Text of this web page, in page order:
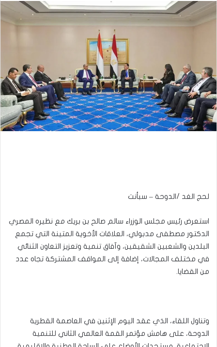
لحج الغد /الدوحة – سبأنت
استعرض رئيس مجلس الوزراء سالم صالح بن بريك مع نظيره المصري
الدكتور مصطفى مدبولي، العلاقات الأخوية المتينة التي تجمع
البلدين والشعبين الشقيقين، وآفاق تنمية وتعزيز التعاون الثنائي
في مختلف المجالات، إضافة إلى المواقف المشتركة تجاه عدد
من القضايا.
وتناول اللقاء، الذي عقد اليوم الإثنين في العاصمة القطرية
الدوحة، على هامش مؤتمر القمة العالمي الثاني للتنمية